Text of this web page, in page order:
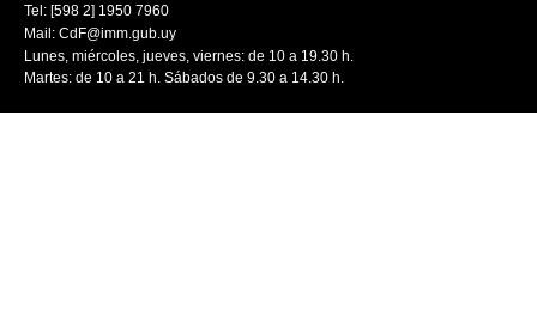
Tel: [598 2] 1950 7960
Mail: CdF@imm.gub.uy
Lunes, miércoles, jueves, viernes: de 10 a 19.30 h.
Martes: de 10 a 21 h. Sábados de 9.30 a 14.30 h.